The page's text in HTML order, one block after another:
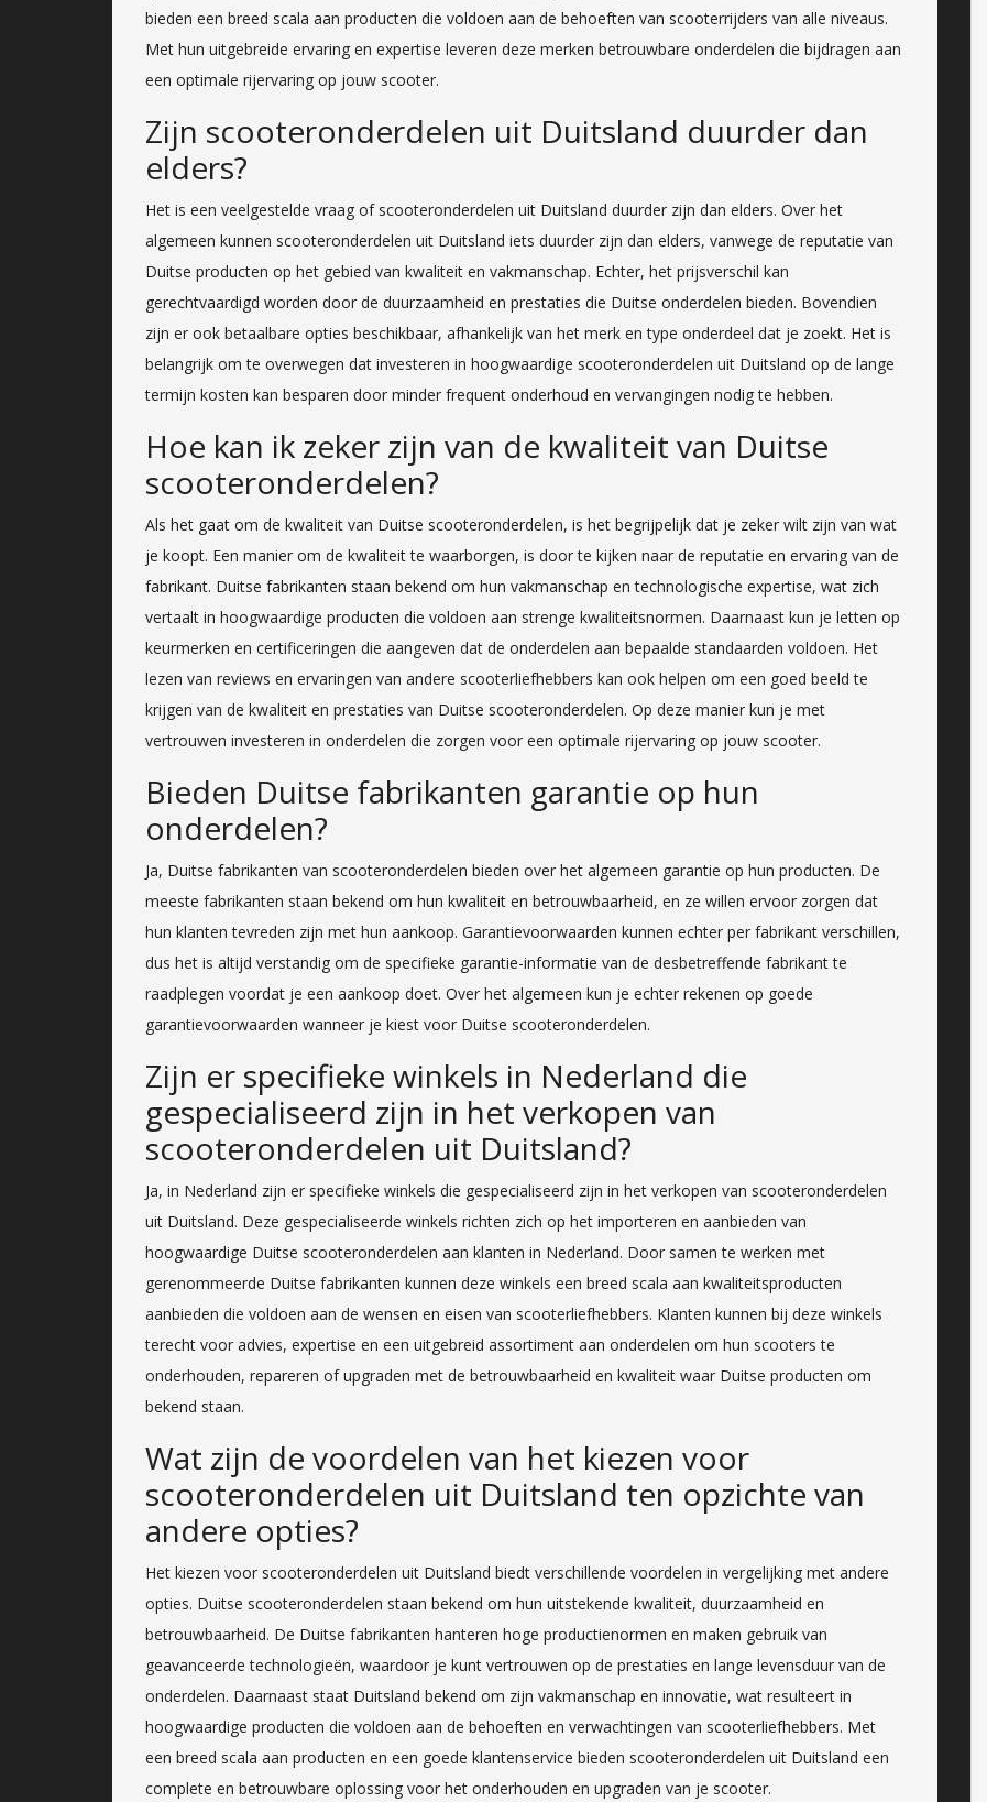
bieden een breed scala aan producten die voldoen aan de behoeften van scooterrijders van alle niveaus.
Met hun uitgebreide ervaring en expertise leveren deze merken betrouwbare onderdelen die bijdragen aan
een optimale rijervaring op jouw scooter.
Zijn scooteronderdelen uit Duitsland duurder dan
elders?
Het is een veelgestelde vraag of scooteronderdelen uit Duitsland duurder zijn dan elders. Over het
algemeen kunnen scooteronderdelen uit Duitsland iets duurder zijn dan elders, vanwege de reputatie van
Duitse producten op het gebied van kwaliteit en vakmanschap. Echter, het prijsverschil kan
gerechtvaardigd worden door de duurzaamheid en prestaties die Duitse onderdelen bieden. Bovendien
zijn er ook betaalbare opties beschikbaar, afhankelijk van het merk en type onderdeel dat je zoekt. Het is
belangrijk om te overwegen dat investeren in hoogwaardige scooteronderdelen uit Duitsland op de lange
termijn kosten kan besparen door minder frequent onderhoud en vervangingen nodig te hebben.
Hoe kan ik zeker zijn van de kwaliteit van Duitse
scooteronderdelen?
Als het gaat om de kwaliteit van Duitse scooteronderdelen, is het begrijpelijk dat je zeker wilt zijn van wat
je koopt. Een manier om de kwaliteit te waarborgen, is door te kijken naar de reputatie en ervaring van de
fabrikant. Duitse fabrikanten staan bekend om hun vakmanschap en technologische expertise, wat zich
vertaalt in hoogwaardige producten die voldoen aan strenge kwaliteitsnormen. Daarnaast kun je letten op
keurmerken en certificeringen die aangeven dat de onderdelen aan bepaalde standaarden voldoen. Het
lezen van reviews en ervaringen van andere scooterliefhebbers kan ook helpen om een goed beeld te
krijgen van de kwaliteit en prestaties van Duitse scooteronderdelen. Op deze manier kun je met
vertrouwen investeren in onderdelen die zorgen voor een optimale rijervaring op jouw scooter.
Bieden Duitse fabrikanten garantie op hun
onderdelen?
Ja, Duitse fabrikanten van scooteronderdelen bieden over het algemeen garantie op hun producten. De
meeste fabrikanten staan bekend om hun kwaliteit en betrouwbaarheid, en ze willen ervoor zorgen dat
hun klanten tevreden zijn met hun aankoop. Garantievoorwaarden kunnen echter per fabrikant verschillen,
dus het is altijd verstandig om de specifieke garantie-informatie van de desbetreffende fabrikant te
raadplegen voordat je een aankoop doet. Over het algemeen kun je echter rekenen op goede
garantievoorwaarden wanneer je kiest voor Duitse scooteronderdelen.
Zijn er specifieke winkels in Nederland die
gespecialiseerd zijn in het verkopen van
scooteronderdelen uit Duitsland?
Ja, in Nederland zijn er specifieke winkels die gespecialiseerd zijn in het verkopen van scooteronderdelen
uit Duitsland. Deze gespecialiseerde winkels richten zich op het importeren en aanbieden van
hoogwaardige Duitse scooteronderdelen aan klanten in Nederland. Door samen te werken met
gerenommeerde Duitse fabrikanten kunnen deze winkels een breed scala aan kwaliteitsproducten
aanbieden die voldoen aan de wensen en eisen van scooterliefhebbers. Klanten kunnen bij deze winkels
terecht voor advies, expertise en een uitgebreid assortiment aan onderdelen om hun scooters te
onderhouden, repareren of upgraden met de betrouwbaarheid en kwaliteit waar Duitse producten om
bekend staan.
Wat zijn de voordelen van het kiezen voor
scooteronderdelen uit Duitsland ten opzichte van
andere opties?
Het kiezen voor scooteronderdelen uit Duitsland biedt verschillende voordelen in vergelijking met andere
opties. Duitse scooteronderdelen staan bekend om hun uitstekende kwaliteit, duurzaamheid en
betrouwbaarheid. De Duitse fabrikanten hanteren hoge productienormen en maken gebruik van
geavanceerde technologieën, waardoor je kunt vertrouwen op de prestaties en lange levensduur van de
onderdelen. Daarnaast staat Duitsland bekend om zijn vakmanschap en innovatie, wat resulteert in
hoogwaardige producten die voldoen aan de behoeften en verwachtingen van scooterliefhebbers. Met
een breed scala aan producten en een goede klantenservice bieden scooteronderdelen uit Duitsland een
complete en betrouwbare oplossing voor het onderhouden en upgraden van je scooter.